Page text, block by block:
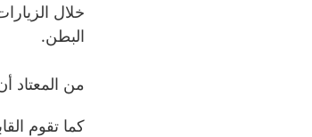
خلال
البطن.
من المعتاد
كما تقوم